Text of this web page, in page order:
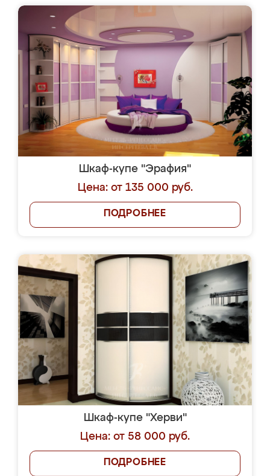
Шкаф-купе "Эрафия"
Цена: от 135 000 руб.
ПОДРОБНЕЕ
Шкаф-купе "Херви"
Цена: от 58 000 руб.
ПОДРОБНЕЕ